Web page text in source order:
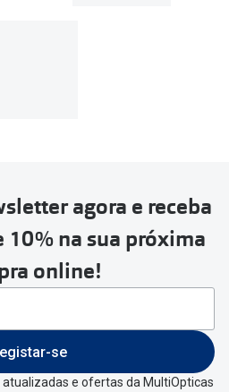
agora e receba
10% na sua próxima
online!
se
e ofertas da MultiOpticas